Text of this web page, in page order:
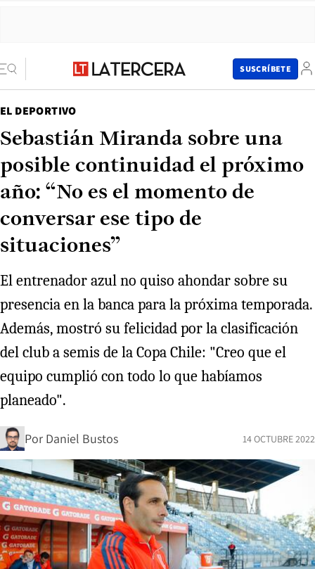
SUSCRÍBETE
EL DEPORTIVO
Sebastián Miranda sobre una
posible continuidad el próximo
año: “No es el momento de
conversar ese tipo de
situaciones”
El entrenador azul no quiso ahondar sobre su
presencia en la banca para la próxima temporada.
Además, mostró su felicidad por la clasificación
del club a semis de la Copa Chile: "Creo que el
equipo cumplió con todo lo que habíamos
planeado".
Por Daniel Bustos 14 OCTUBRE 2022